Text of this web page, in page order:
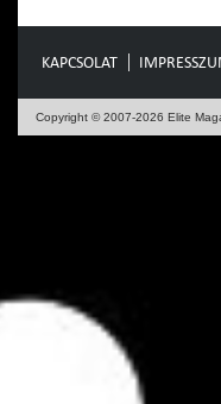
KAPCSOLAT
Copyright © 2007-2026 Elite